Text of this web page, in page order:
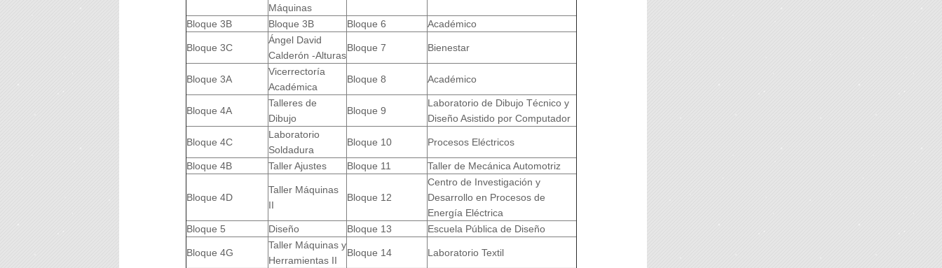
Máquinas
Bloque 3B Bloque 3B Bloque 6 Académico
Bloque 3C
Ángel David
Calderón -Alturas
Bloque 7 Bienestar
Bloque 3A
Vicerrectoría
Académica
Bloque 8 Académico
Bloque 4A
Talleres de
Dibujo
Bloque 9
Laboratorio de Dibujo Técnico y
Diseño Asistido por Computador
Bloque 4C
Laboratorio
Soldadura
Bloque 10 Procesos Eléctricos
Bloque 4B Taller Ajustes Bloque 11 Taller de Mecánica Automotriz
Bloque 4D
Taller Máquinas
II
Bloque 12
Centro de Investigación y
Desarrollo en Procesos de
Energía Eléctrica
Bloque 5
Diseño Bloque 13 Escuela Pública de Diseño
Bloque 4G
Taller Máquinas y
Herramientas II
Bloque 14 Laboratorio Textil